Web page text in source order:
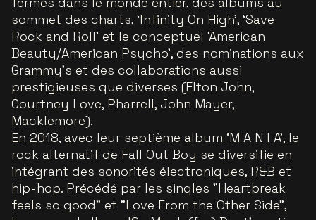
sommet des charts, ‘Infinity On High’, ‘Save
Rock and Roll’ et le conceptuel ‘American
Beauty/American Psycho’, des nominations aux
Grammy’s et des collaborations aussi
prestigieuses que diverses (Elton John,
Courtney Love, Pharrell, John Mayer,
Macklemore).
En 2018, avec leur septième album ‘M A N I A’, le
rock alternatif de Fall Out Boy se diversifie en
intégrant des sonorités électroniques, R&B et
hip-hop. Précédé par les singles "Heartbreak
feels so good" et "Love From the Other Side",